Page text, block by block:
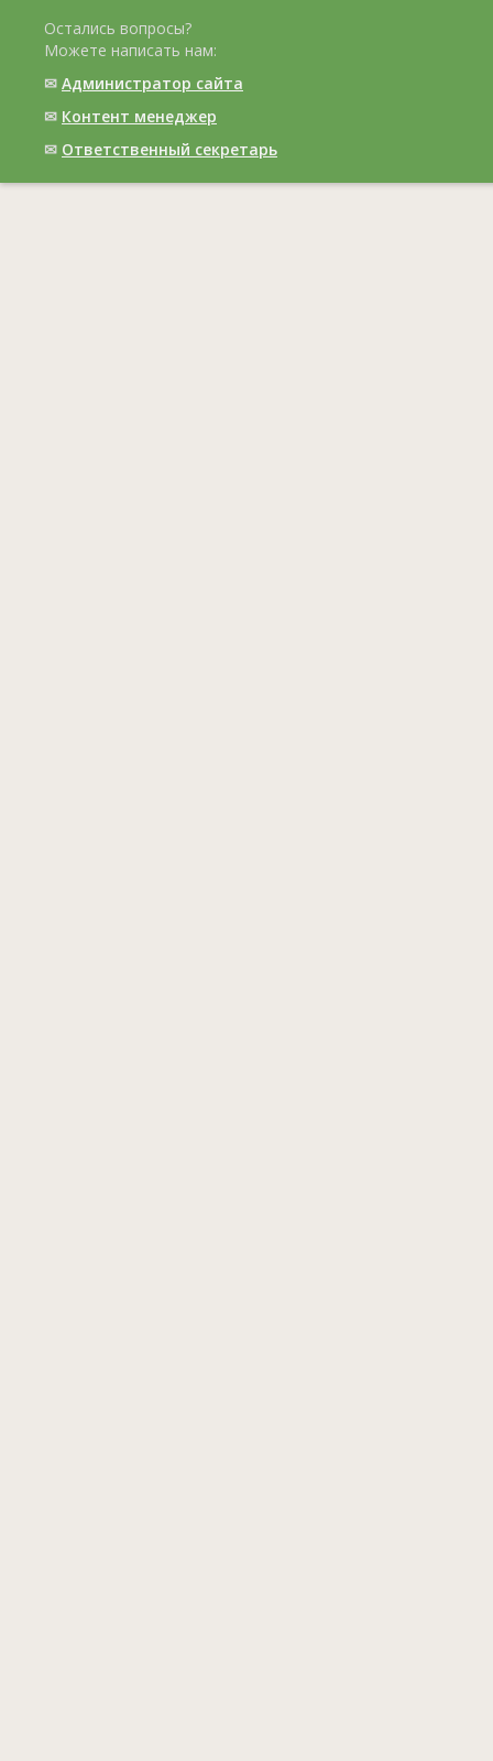
Остались вопросы?
Можете написать нам:
✉ Администратор сайта
✉ Контент менеджер
✉ Ответственный cекретарь